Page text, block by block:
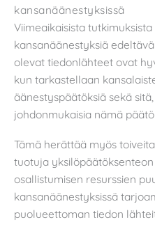
kansanäänestyksissä
Viimeaikaisista
kansanäänestyksiä
olevat tiedonlähteet ovat
kun tarkastellaan
äänestyspäätöksiä sekä
johdonmukaisia nämä
Tämä herättää myös
tuotuja
osallistumisen resurssien
kansanäänestyksissä
puolueettoman tiedon